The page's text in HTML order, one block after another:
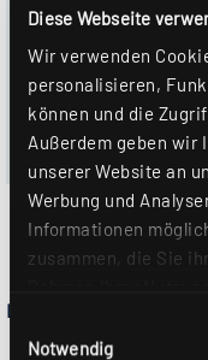
Diese Webseite
Wir verwenden
personalisieren,
können und die
Außerdem geben wir
unserer Website an
Werbung und
Informationen
zusammen, die Sie
Webseite weiterhin
Einwilligungsauswahl
Notwendig
Leuchtenausführung
die ausgewählte
Darüber hinaus
circadianer
HCL) individuell
angeschlossenen
Lichtbrechnung